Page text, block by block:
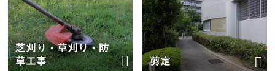
芝刈り・草刈り・防
草工事
剪定